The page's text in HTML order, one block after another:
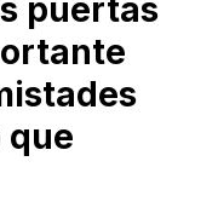
puertas
que